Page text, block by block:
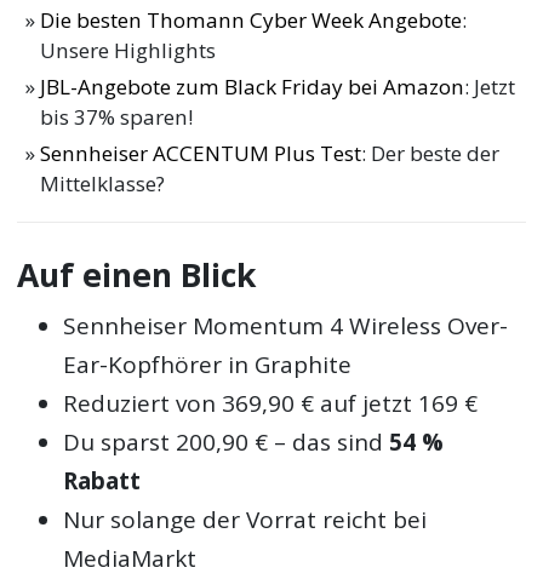
Die besten Thomann Cyber Week Angebote:
Unsere Highlights
JBL-Angebote zum Black Friday bei Amazon: Jetzt
bis 37% sparen!
Sennheiser ACCENTUM Plus Test: Der beste der
Mittelklasse?
Auf einen Blick
Sennheiser Momentum 4 Wireless Over-
Ear-Kopfhörer in Graphite
Reduziert von 369,90 € auf jetzt 169 €
Du sparst 200,90 € – das sind 54 %
Rabatt
Nur solange der Vorrat reicht bei
MediaMarkt